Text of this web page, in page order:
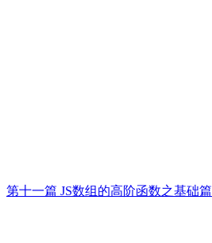
第十一篇 JS数组的高阶函数之基础篇